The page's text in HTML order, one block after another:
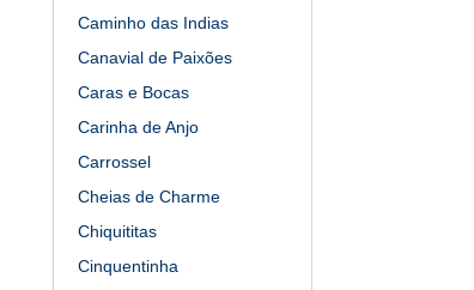
Caminho das Indias
Canavial de Paixões
Caras e Bocas
Carinha de Anjo
Carrossel
Cheias de Charme
Chiquititas
Cinquentinha